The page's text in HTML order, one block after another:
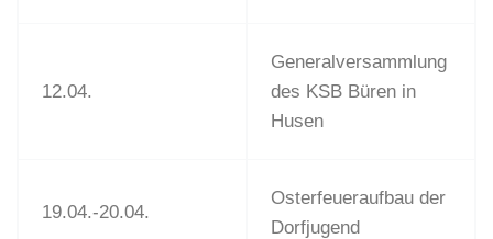
12.04.
Generalversammlung
des KSB Büren in
Husen
19.04.-20.04.
Osterfeueraufbau der
Dorfjugend